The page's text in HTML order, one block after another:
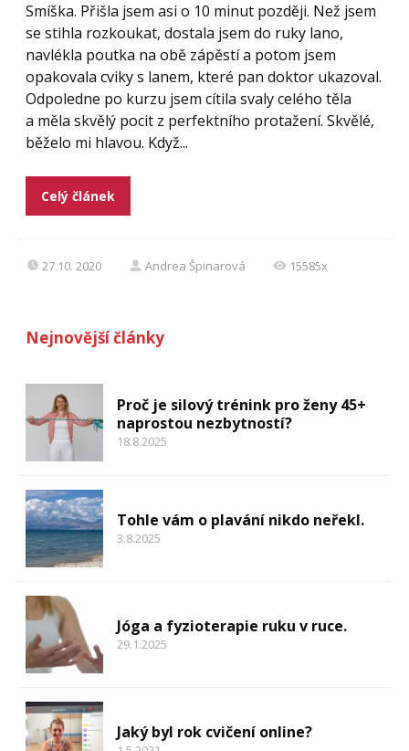
Smíška. Přišla jsem asi o 10 minut později. Než jsem
se stihla rozkoukat, dostala jsem do ruky lano,
navlékla poutka na obě zápěstí a potom jsem
opakovala cviky s lanem, které pan doktor ukazoval.
Odpoledne po kurzu jsem cítila svaly celého těla
a měla skvělý pocit z perfektního protažení. Skvělé,
běželo mi hlavou. Když...
Celý článek
27.10. 2020 Andrea Špinarová 15585x
Nejnovější články
Proč je silový trénink pro ženy 45+
naprostou nezbytností?
18.8.2025
Tohle vám o plavání nikdo neřekl.
3.8.2025
Jóga a fyzioterapie ruku v ruce.
29.1.2025
Jaký byl rok cvičení online?